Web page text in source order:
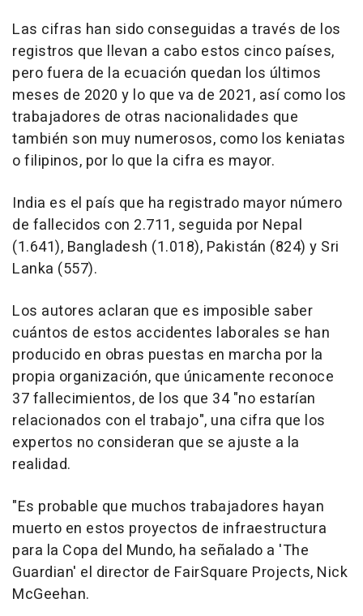
Las cifras han sido conseguidas a través de los
registros que llevan a cabo estos cinco países,
pero fuera de la ecuación quedan los últimos
meses de 2020 y lo que va de 2021, así como los
trabajadores de otras nacionalidades que
también son muy numerosos, como los keniatas
o filipinos, por lo que la cifra es mayor.
India es el país que ha registrado mayor número
de fallecidos con 2.711, seguida por Nepal
(1.641), Bangladesh (1.018), Pakistán (824) y Sri
Lanka (557).
Los autores aclaran que es imposible saber
cuántos de estos accidentes laborales se han
producido en obras puestas en marcha por la
propia organización, que únicamente reconoce
37 fallecimientos, de los que 34 "no estarían
relacionados con el trabajo", una cifra que los
expertos no consideran que se ajuste a la
realidad.
"Es probable que muchos trabajadores hayan
muerto en estos proyectos de infraestructura
para la Copa del Mundo, ha señalado a 'The
Guardian' el director de FairSquare Projects, Nick
McGeehan.